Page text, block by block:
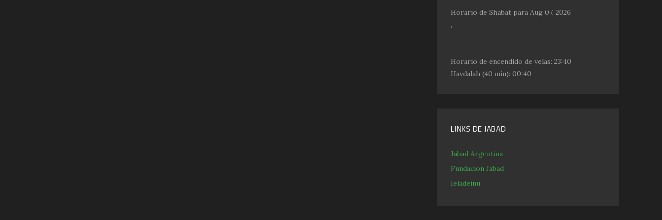
Horario de Shabat para Aug 07, 2026
,
Horario de encendido de velas: 23:40
Havdalah (40 min): 00:40
LINKS DE JABAD
Jabad Argentina
Fundacion Jabad
Ieladeinu